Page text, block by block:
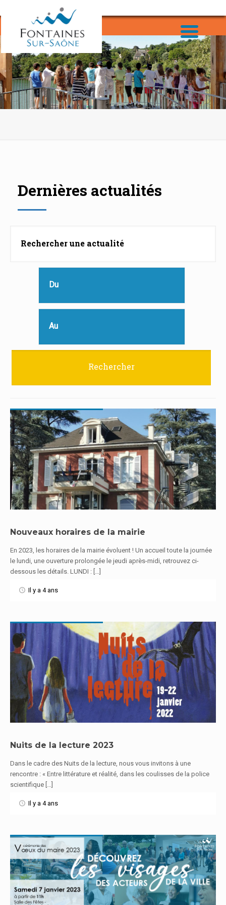
Dernières actualités
En savoir plus
Nouveaux horaires de la mairie
En 2023, les horaires de la mairie évoluent ! Un accueil toute la journée
le lundi, une ouverture prolongée le jeudi après-midi, retrouvez ci-
dessous les détails. LUNDI : […]
Il y a 4 ans
En savoir plus
Nuits de la lecture 2023
Dans le cadre des Nuits de la lecture, nous vous invitons à une
rencontre : « Entre littérature et réalité, dans les coulisses de la police
scientifique […]
Il y a 4 ans